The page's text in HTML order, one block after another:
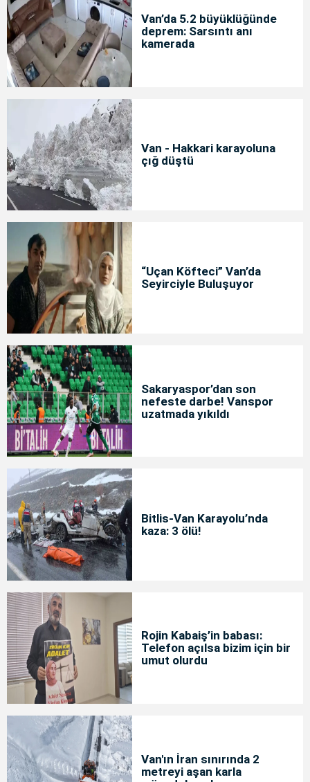
Van’da 5.2 büyüklüğünde
deprem: Sarsıntı anı
kamerada
Van - Hakkari karayoluna
çığ düştü
“Uçan Köfteci” Van’da
Seyirciyle Buluşuyor
Sakaryaspor’dan son
nefeste darbe! Vanspor
uzatmada yıkıldı
Bitlis-Van Karayolu’nda
kaza: 3 ölü!
Rojin Kabaiş’in babası:
Telefon açılsa bizim için bir
umut olurdu
Van'ın İran sınırında 2
metreyi aşan karla